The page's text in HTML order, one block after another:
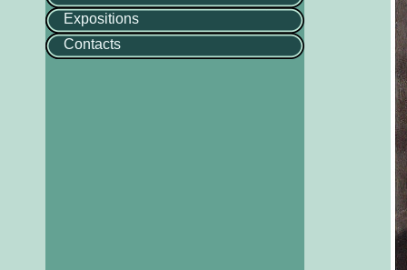
Expositions
Contacts